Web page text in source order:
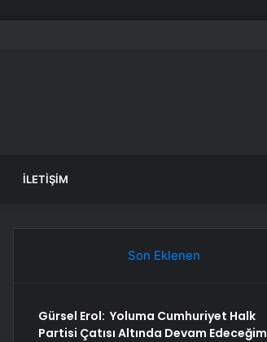
İLETIŞIM
Son Eklenen
Gürsel Erol: Yoluma Cumhuriyet Halk
Partisi Çatısı Altında Devam Edeceğim